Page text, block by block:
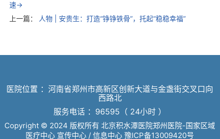
速→
上一篇：
人物 | 安贵生：打造“铮铮铁骨”，托起“稳稳幸福”
医院位置 ：河南省郑州市高新区创新大道与金盏街交叉口向
西路北
服务电话 ：96595（ 24小时 ）
Copyright © 2024 版权所有 北京积水潭医院郑州医院-国家区域
医疗中心 宣传中心 / 信息中心豫ICP备13009420号